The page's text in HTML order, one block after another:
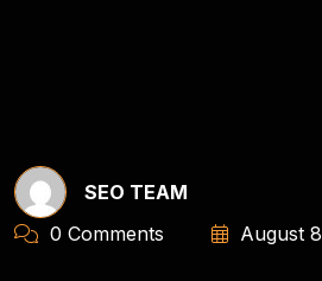
SEO TEAM
0 Comments
August